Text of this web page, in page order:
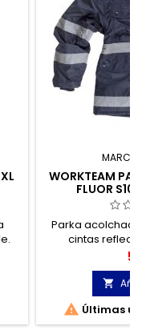
MARCA:
WORKTEAM
FLUOR
Parka
cintas
capucha

 Últimas